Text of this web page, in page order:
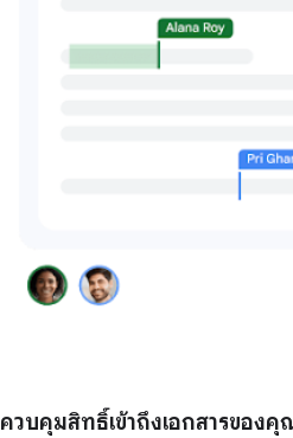
ควบคุมสิทธิ์เข้าถึงเอกสารของคุ